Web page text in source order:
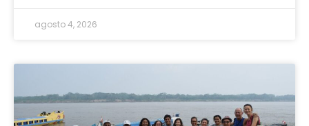
agosto 4, 2026